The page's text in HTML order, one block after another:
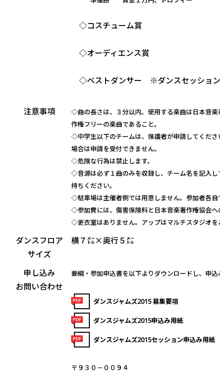
◇コスチューム賞
◇オーディエンス賞
◇ベストダンサー ※ダンスセッション
注意事項
◇曲の長さは、３分以内。使用する楽曲は日本音
作権フリーの楽曲であること。
◇中学生以下のチームは、保護者が申請してくだ
場合は申請を受付できません。
◇危険な行為は禁止します。
◇音源は必ず１曲のみを収録し、チーム名を記入
持ちください。
◇駐車場は主催者側では用意しません。参加者各
◇参加費には、傷害保険料と日本音楽著作権協会
◇更衣室はありません。アップはマルチスタジオを
ダンスフロア
サイズ
横７㍍×奥行５㍍
申し込み
お問い合わせ
要綱・参加申込書を以下よりダウンロードし、申
ダンスジャムズ2015 募集要項
ダンスジャムズ2015申込み用紙
ダンスジャムズ2015セッション申込み用紙
〒９３０－００９４